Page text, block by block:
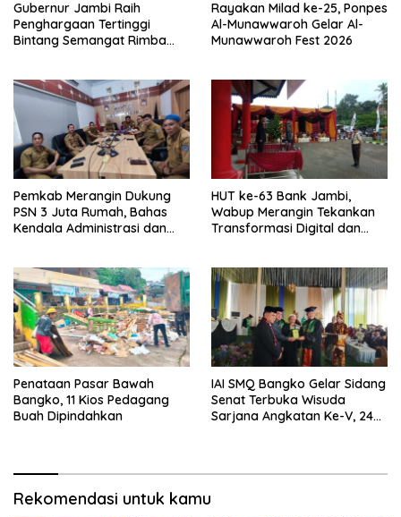
Gubernur Jambi Raih
Penghargaan Tertinggi
Bintang Semangat Rimba
Rayakan Milad ke-25, Ponpes
Al-Munawwaroh Gelar Al-
Munawwaroh Fest 2026
Pemkab Merangin Dukung
PSN 3 Juta Rumah, Bahas
Kendala Administrasi dan
HUT ke-63 Bank Jambi,
Wabup Merangin Tekankan
Transformasi Digital dan
Penataan Pasar Bawah
Bangko, 11 Kios Pedagang
Buah Dipindahkan
IAI SMQ Bangko Gelar Sidang
Senat Terbuka Wisuda
Sarjana Angkatan Ke-V, 243
Rekomendasi untuk kamu